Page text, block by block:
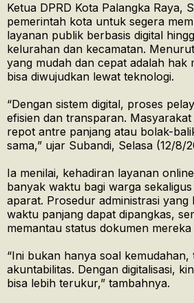
Ketua DPRD Kota Palangka Raya,
pemerintah kota untuk segera
layanan publik berbasis digital
kelurahan dan kecamatan.
yang mudah dan cepat adalah hak
bisa diwujudkan lewat teknologi.
“Dengan sistem digital, proses
efisien dan transparan.
repot antre panjang atau bolak-
sama,” ujar Subandi, Selasa (12/8/
Ia menilai, kehadiran layanan
banyak waktu bagi warga
aparat. Prosedur administrasi yang
waktu panjang dapat dipangkas,
memantau status dokumen
“Ini bukan hanya soal kemudahan,
akuntabilitas. Dengan digitalisasi,
bisa lebih terukur,” tambahnya.